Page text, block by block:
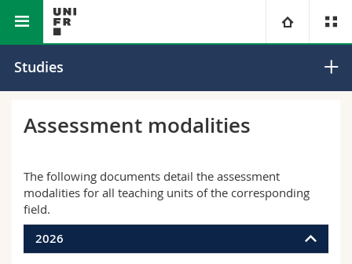
University
Research
University
Law
Management, Economics and Social sciences
Prospective students
Students
Ressources
Directory
Studies
Assessment modalities
The following documents detail the assessment
modalities for all teaching units of the corresponding
field.
2026